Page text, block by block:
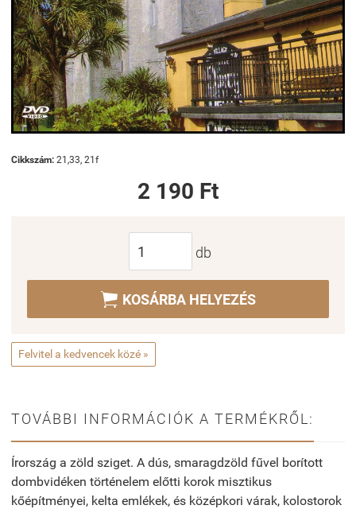
Cikkszám: 21,33, 21f
2 190 Ft
db
 KOSÁRBA HELYEZÉS
Felvitel a kedvencek közé »
TOVÁBBI INFORMÁCIÓK A TERMÉKRŐL:
Írország a zöld sziget. A dús, smaragdzöld fűvel borított
dombvidéken történelem előtti korok misztikus
kőépítményei, kelta emlékek, és középkori várak, kolostorok